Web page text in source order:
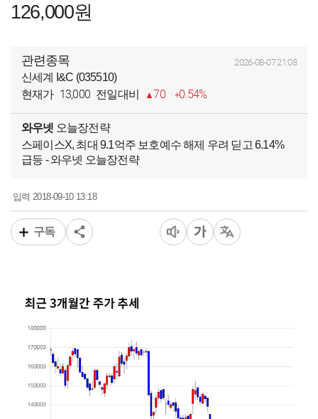
126,000원
관련종목 2026-08-07 21:08
신세계 I&C (035510)
현재가 13,000 전일대비 70 0.54%
와우넷 오늘장전략
스페이스X, 최대 9.1억주 보호예수 해제 우려 딛고 6.14%
급등 - 와우넷 오늘장전략
입력2018-09-10 13:18
구독